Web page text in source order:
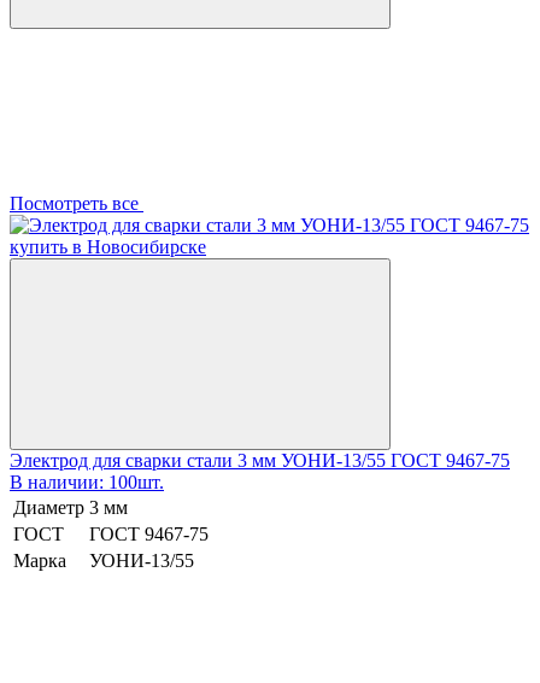
Посмотреть все
Электрод для сварки стали 3 мм УОНИ-13/55 ГОСТ 9467-75
В наличии: 100шт.
Диаметр 3 мм
ГОСТ
ГОСТ 9467-75
Марка
УОНИ-13/55